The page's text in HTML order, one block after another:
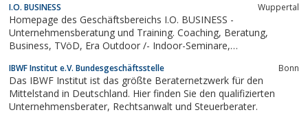
I.O. BUSINESS Wuppertal
Homepage des Geschäftsbereichs I.O. BUSINESS -
Unternehmensberatung und Training. Coaching, Beratung,
Business, TVöD, Era Outdoor /- Indoor-Seminare,
IBWF Institut e.V. Bundesgeschäftsstelle Bonn
Das IBWF Institut ist das größte Beraternetzwerk für den
Mittelstand in Deutschland. Hier finden Sie den qualifizierten
Unternehmensberater, Rechtsanwalt und Steuerberater.